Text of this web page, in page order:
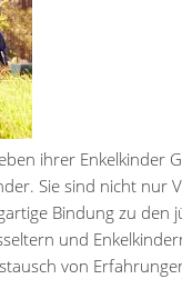
ihrer Enkelkinder
Sie sind nicht nur
Bindung zu den
und
von